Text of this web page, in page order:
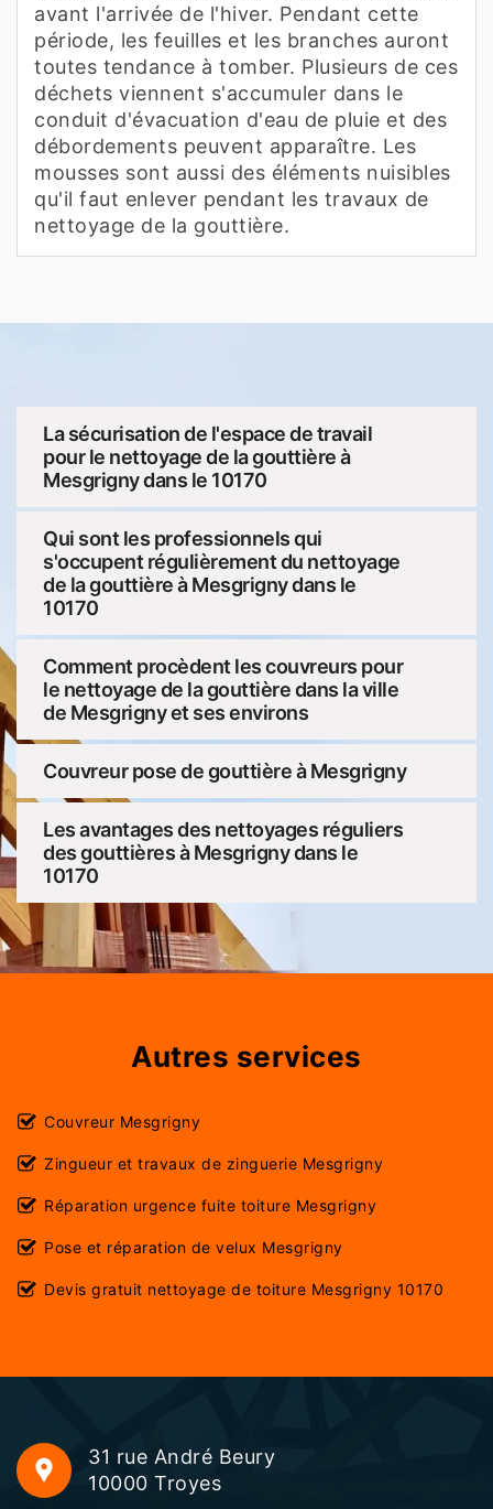
avant l'arrivée de l'hiver. Pendant cette
période, les feuilles et les branches auront
toutes tendance à tomber. Plusieurs de ces
déchets viennent s'accumuler dans le
conduit d'évacuation d'eau de pluie et des
débordements peuvent apparaître. Les
mousses sont aussi des éléments nuisibles
qu'il faut enlever pendant les travaux de
nettoyage de la gouttière.
La sécurisation de l'espace de travail
pour le nettoyage de la gouttière à
Mesgrigny dans le 10170
Qui sont les professionnels qui
s'occupent régulièrement du nettoyage
de la gouttière à Mesgrigny dans le
10170
Comment procèdent les couvreurs pour
le nettoyage de la gouttière dans la ville
de Mesgrigny et ses environs
Couvreur pose de gouttière à Mesgrigny
Les avantages des nettoyages réguliers
des gouttières à Mesgrigny dans le
10170
Autres services
Couvreur Mesgrigny
Zingueur et travaux de zinguerie Mesgrigny
Réparation urgence fuite toiture Mesgrigny
Pose et réparation de velux Mesgrigny
Devis gratuit nettoyage de toiture Mesgrigny 10170
31 rue André Beury
10000 Troyes